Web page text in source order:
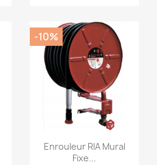
Aperçu rapide
Enrouleur RIA Mural
Fixe...
-10%